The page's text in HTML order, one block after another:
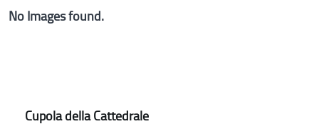
No Images found.
Cupola della Cattedrale